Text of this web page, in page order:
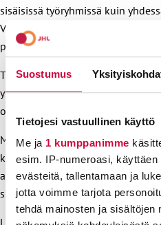
Suostumus
Tietojesi vastuullinen käyttö
Me ja 1 kumppanimme
esim. IP-numeroasi, käyttäen
evästeitä, tallentamaan ja
jotta voimme tarjota
tehdä mainosten ja sisältöjen
sisäisissä työryhmissä kuin
Valmistelemme kannanottoja ja
projekteihin ja kirjelmöimme
Tänä vuonna on saatu aikaiseksi
yhdessä allekirjoittama
osapuolen työntekijään
Monilla JHL:n edustamilla aloilla
kokemaan häirintää ja väkivaltaa,
allekirjoittajaosapuolet (siis
sitoutuvat tämän ohjeistuksen
Lisäksi EPSU:n sosiaali- ja